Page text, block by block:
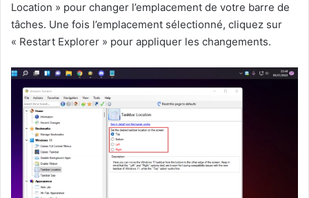
Location » pour changer l’emplacement de votre barre de
tâches. Une fois l’emplacement sélectionné, cliquez sur
« Restart Explorer » pour appliquer les changements.